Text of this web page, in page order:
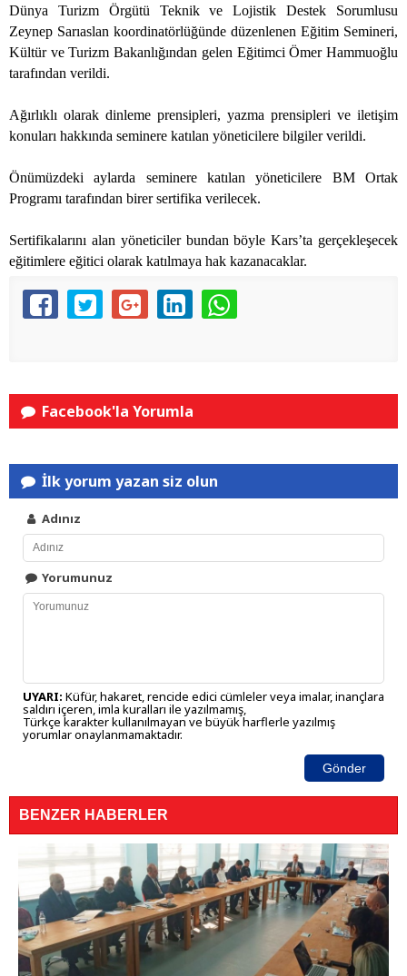
Dünya Turizm Örgütü Teknik ve Lojistik Destek Sorumlusu
Zeynep Sarıaslan koordinatörlüğünde düzenlenen Eğitim Semineri,
Kültür ve Turizm Bakanlığından gelen Eğitimci Ömer Hammuoğlu
tarafından verildi.
Ağırlıklı olarak dinleme prensipleri, yazma prensipleri ve iletişim
konuları hakkında seminere katılan yöneticilere bilgiler verildi.
Önümüzdeki aylarda seminere katılan yöneticilere BM Ortak
Programı tarafından birer sertifika verilecek.
Sertifikalarını alan yöneticiler bundan böyle Kars’ta gerçekleşecek
eğitimlere eğitici olarak katılmaya hak kazanacaklar.
Facebook'la Yorumla
İlk yorum yazan siz olun
Adınız
Yorumunuz
UYARI: Küfür, hakaret, rencide edici cümleler veya imalar, inançlara
saldırı içeren, imla kuralları ile yazılmamış,
Türkçe karakter kullanılmayan ve büyük harflerle yazılmış
yorumlar onaylanmamaktadır.
Gönder
BENZER HABERLER